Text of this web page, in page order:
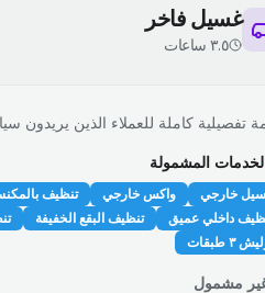
غسيل فاخر
٣.٥ ساعات
تفصيلية كاملة للعملاء الذين يريدون
المشمولة
خارجي واكس خارجي تنظيف
داخلي عميق
تنظيف البقع الخفيفة
٣ طبقات
مشمول